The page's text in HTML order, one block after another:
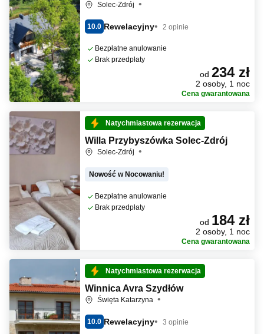
Solec-Zdrój
10.0 Rewelacyjny 2 opinie
Bezpłatne anulowanie
Brak przedpłaty
od 234 zł
2 osoby, 1 noc
Cena gwarantowana
Natychmiastowa rezerwacja
Willa Przybyszówka Solec-Zdrój
Solec-Zdrój
Nowość w Nocowaniu!
Bezpłatne anulowanie
Brak przedpłaty
od 184 zł
2 osoby, 1 noc
Cena gwarantowana
Natychmiastowa rezerwacja
Winnica Avra Szydłów
Święta Katarzyna
10.0 Rewelacyjny 3 opinie